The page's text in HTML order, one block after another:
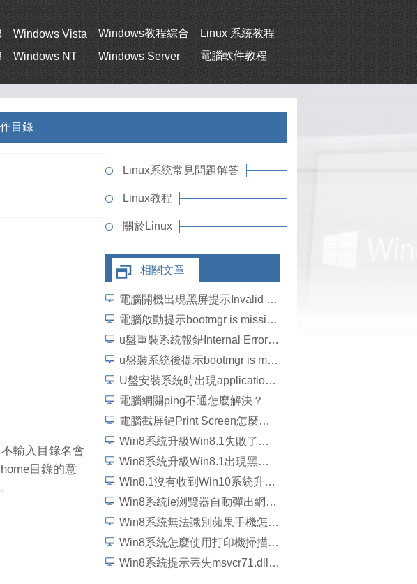
Windows Vista Windows教程綜合
Linux 系統教程
Windows NT Windows Server 電腦軟件教程
目錄
輸入目錄名會
目錄的意
Linux系統常見問題解答
Linux教程
關於Linux
相關文章
電腦開機出現黑屏提示Invalid partition table錯誤如何解決？
電腦啟動提示bootmgr is missing如何解決？
u盤重裝系統報錯Internal Error 36000如何解決？
u盤裝系統後提示bootmgr is missing錯誤怎麼解決？
U盤安裝系統時出現application error28000如何解決？
電腦網關ping不通怎麼解決？
電腦截屏鍵Print Screen怎麼使用？
Win8系統升級Win8.1失敗了怎麼辦？
Win8系統升級Win8.1出現黑屏並且無法進入系統怎麼辦？
Win8.1沒有收到Win10系統升級推送怎麼辦？
Win8系統ie浏覽器自動彈出網頁怎麼解決？
Win8系統無法識別蘋果手機怎麼辦？
Win8系統怎麼使用打印機掃描文件
Win8系統提示丟失msvcr71.dll怎麼辦？